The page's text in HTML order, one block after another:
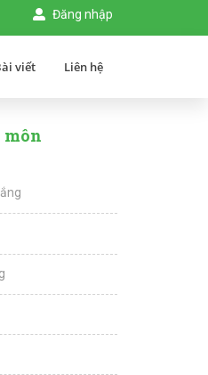
Đăng nhập
viết Liên hệ
môn